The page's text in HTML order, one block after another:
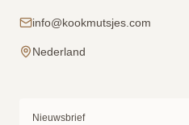
info@kookmutsjes.com
Nederland
Nieuwsbrief